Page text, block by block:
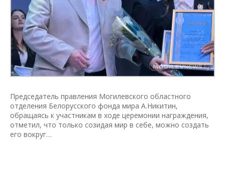
Председатель правления Могилевского областного
отделения Белорусского фонда мира А.Никитин,
обращаясь к участникам в ходе церемонии награждения,
отметил, что только созидая мир в себе, можно создать
его вокруг…